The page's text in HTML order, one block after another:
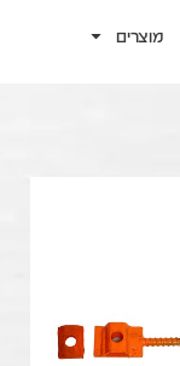
מוצרים